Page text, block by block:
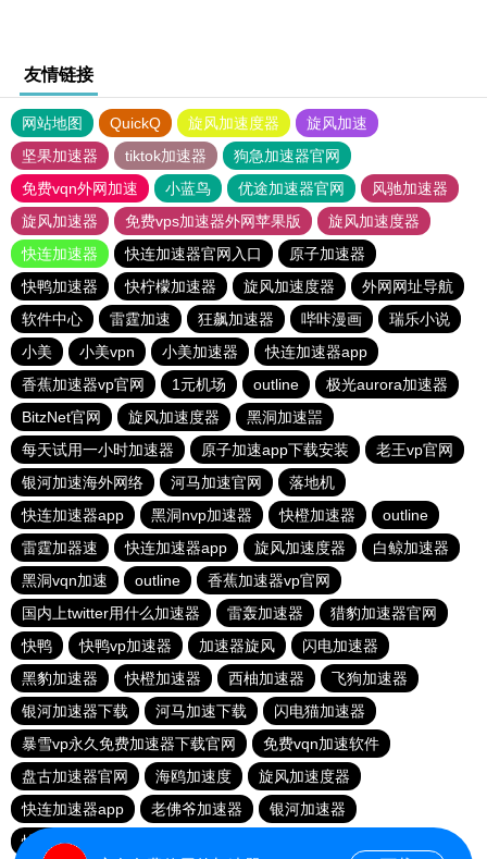
友情链接
网站地图 QuickQ 旋风加速度器
旋风加速
坚果加速器
tiktok加速器
狗急加速器官网
免费vqn外网加速
小蓝鸟 优途加速器官网
风驰加速器
旋风加速器
免费vps加速器外网苹果版
旋风加速度器
快连加速器
快连加速器官网入口
原子加速器
快鸭加速器
快柠檬加速器 旋风加速度器
外网网址导航
软件中心
雷霆加速 狂飙加速器 哔咔漫画
瑞乐小说
小美
小美vpn 小美加速器
快连加速器app
香蕉加速器vp官网
1元机场 outline
极光aurora加速器
BitzNet官网
旋风加速度器
黑洞加速噐
每天试用一小时加速器
原子加速app下载安装
老王vp官网
银河加速海外网络
河马加速官网
落地机
快连加速器app
黑洞nvp加速器 快橙加速器
outline
雷霆加器速
快连加速器app 旋风加速度器
白鲸加速器
黑洞vqn加速
outline
香蕉加速器vp官网
国内上twitter用什么加速器
雷轰加速器
猎豹加速器官网
快鸭
快鸭vp加速器 加速器旋风
闪电加速器
黑豹加速器
快橙加速器 西柚加速器
飞狗加速器
银河加速器下载
河马加速下载
闪电猫加速器
暴雪vp永久免费加速器下载官网
免费vqn加速软件
盘古加速器官网
海鸥加速度
旋风加速度器
快连加速器app
老佛爷加速器
银河加速器
快连lets加速器